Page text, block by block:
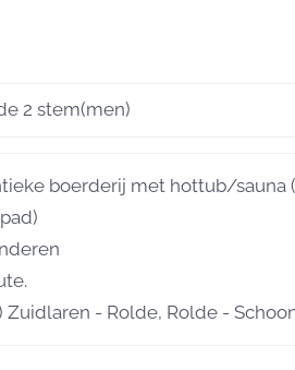
2 stem(men)
boerderij met hottub/sauna
Zuidlaren - Rolde, Rolde -